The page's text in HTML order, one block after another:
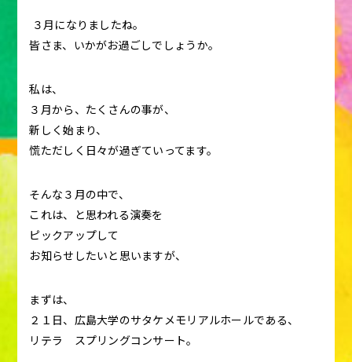
３月になりましたね。
皆さま、いかがお過ごしでしょうか。
私は、
３月から、たくさんの事が、
新しく始まり、
慌ただしく日々が過ぎていってます。
そんな３月の中で、
これは、と思われる演奏を
ピックアップして
お知らせしたいと思いますが、
まずは、
２１日、広島大学のサタケメモリアルホールである、
リテラ スプリングコンサート。